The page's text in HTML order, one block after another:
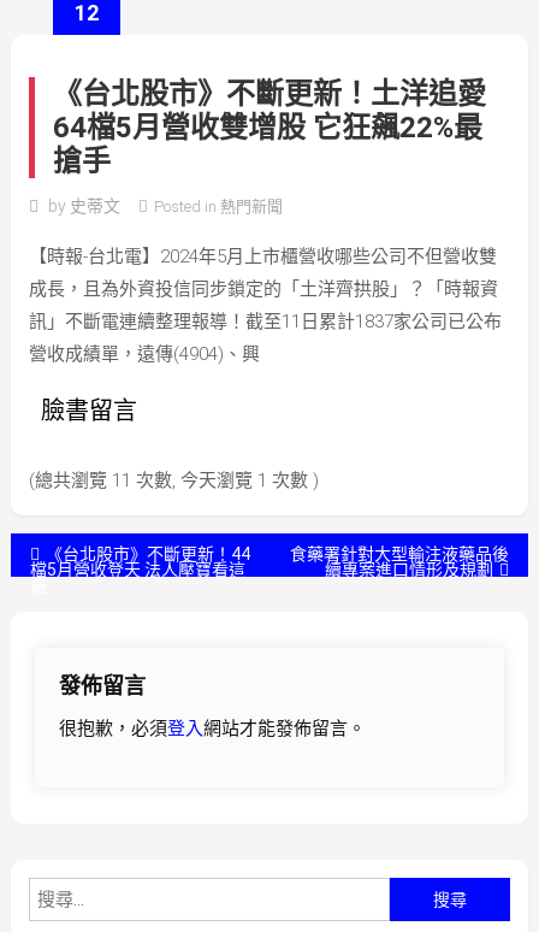
12
《台北股市》不斷更新！土洋追愛
64檔5月營收雙增股 它狂飆22%最
搶手
by 史蒂文 Posted in 熱門新聞
【時報-台北電】2024年5月上市櫃營收哪些公司不但營收雙
成長，且為外資投信同步鎖定的「土洋齊拱股」？「時報資
訊」不斷電連續整理報導！截至11日累計1837家公司已公布
營收成績單，遠傳(4904)、興
臉書留言
(總共瀏覽 11 次數, 今天瀏覽 1 次數 )
文 《台北股市》不斷更新！44
檔5月營收登天 法人壓寶看這
食藥署針對大型輸注液藥品後
續專案進口情形及規劃
發佈留言
很抱歉，必須登入網站才能發佈留言。
尋